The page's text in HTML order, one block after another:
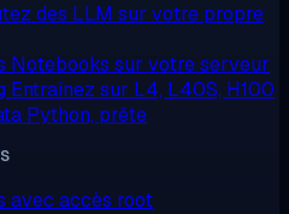
des LLM sur votre propre
Notebooks sur votre serveur
Entraînez sur L4, L40S, H100
Python, prête
avec accès root